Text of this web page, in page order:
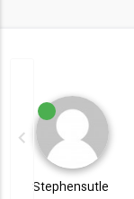
Stephensutle